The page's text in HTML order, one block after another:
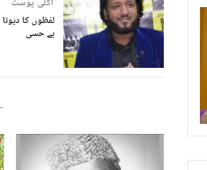
لفظوں کا
بے حسی